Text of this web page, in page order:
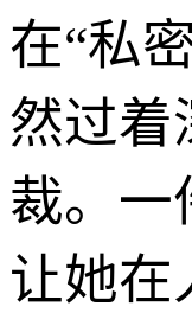
在“私
然过着
裁。一
让她在